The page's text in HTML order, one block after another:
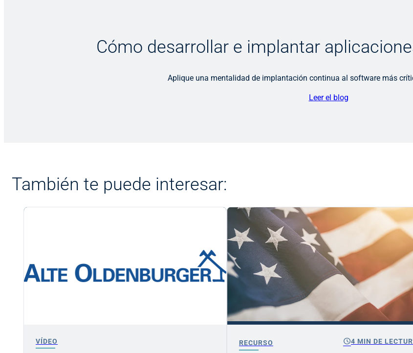
Cómo desarrollar e implantar
Aplique una mentalidad de implantación continua al software más
Leer el blog
También te puede interesar:
VÍDEO RECURSO schedule4 MIN DE